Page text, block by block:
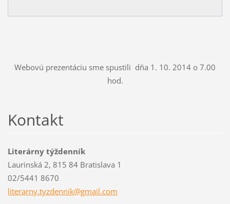
Webovú prezentáciu sme spustili dňa 1. 10. 2014 o 7.00
hod.
Kontakt
Literárny týždenník
Laurinská 2, 815 84 Bratislava 1
02/5441 8670
literarny.tyzdennik@gmail.com